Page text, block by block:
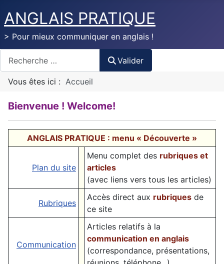
ANGLAIS PRATIQUE
> Pour mieux communiquer en anglais !
Valider
Vous êtes ici : Accueil
Bienvenue ! Welcome!
ANGLAIS PRATIQUE : menu « Découverte »
Plan du site
Menu complet des rubriques et
articles
(avec liens vers tous les articles)
Rubriques
Accès direct aux rubriques de
ce site
Communication
Articles relatifs à la
communication en anglais
(correspondance, présentations,